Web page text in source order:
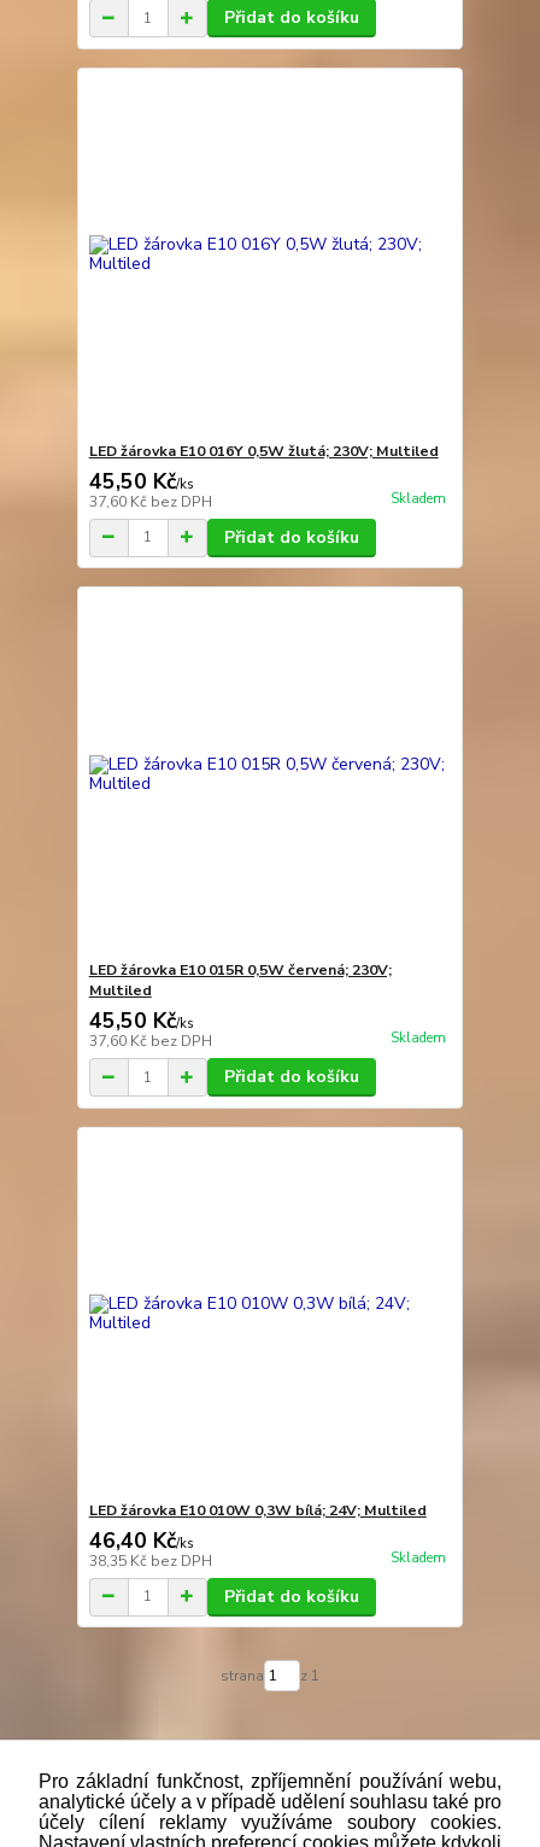
Přidat do košíku
LED žárovka E10 016Y 0,5W žlutá; 230V; Multiled
45,50 Kč/ks
37,60 Kč bez DPH Skladem
Přidat do košíku
LED žárovka E10 015R 0,5W červená; 230V;
Multiled
45,50 Kč/ks
37,60 Kč bez DPH Skladem
Přidat do košíku
LED žárovka E10 010W 0,3W bílá; 24V; Multiled
46,40 Kč/ks
38,35 Kč bez DPH Skladem
Přidat do košíku
strana z 1
Podlezákona č. 112/mmmmm2016 Sb. o evidenci tržeb je
Pro základní funkčnost, zpříjemnění používání webu,
analytické účely a v případě udělení souhlasu také pro
účely cílení reklamy využíváme soubory cookies.
Nastavení vlastních preferencí cookies můžete kdykoli